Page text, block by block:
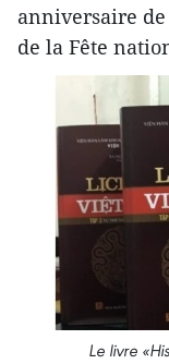
anniversaire
de la Fête
Le livre